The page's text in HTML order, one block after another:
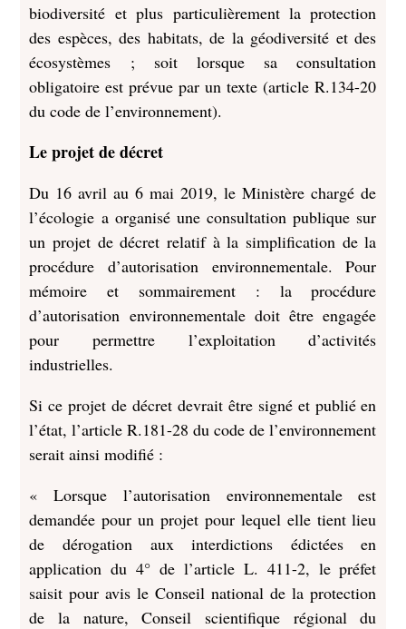
biodiversité et plus particulièrement la protection
des espèces, des habitats, de la géodiversité et des
écosystèmes ; soit lorsque sa consultation
obligatoire est prévue par un texte (article R.134-20
du code de l’environnement).
Le projet de décret
Du 16 avril au 6 mai 2019, le Ministère chargé de
l’écologie a organisé une consultation publique sur
un projet de décret relatif à la simplification de la
procédure d’autorisation environnementale. Pour
mémoire et sommairement : la procédure
d’autorisation environnementale doit être engagée
pour permettre l’exploitation d’activités
industrielles.
Si ce projet de décret devrait être signé et publié en
l’état, l’article R.181-28 du code de l’environnement
serait ainsi modifié :
« Lorsque l’autorisation environnementale est
demandée pour un projet pour lequel elle tient lieu
de dérogation aux interdictions édictées en
application du 4° de l’article L. 411-2, le préfet
saisit pour avis le Conseil national de la protection
de la nature, Conseil scientifique régional du